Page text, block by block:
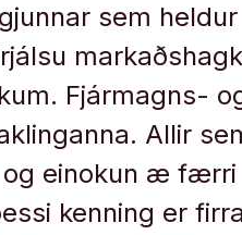
sem
Fjármagns-
Allir
og einokun æ færri
kenning er